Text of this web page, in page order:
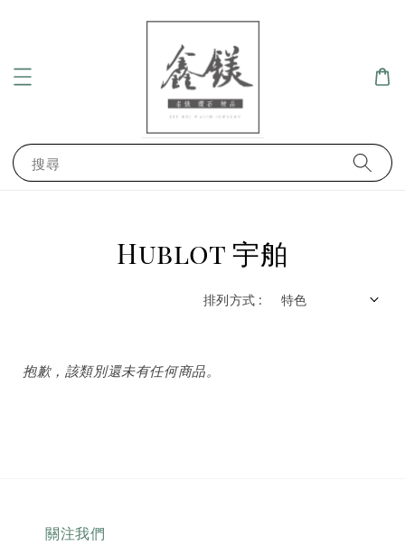
搜尋
Hublot 宇舶
排列方式 :
抱歉，該類別還未有任何商品。
關注我們